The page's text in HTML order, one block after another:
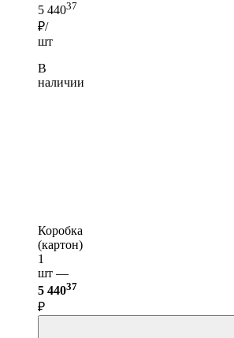
5 44037
₽/
шт
В
наличии
Коробка
(картон)
1
шт —
5 44037
₽